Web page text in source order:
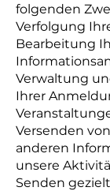
folgenden
Verfolgung
Bearbeitung
Verwaltung
Ihrer
Versenden
anderen
unsere
Senden